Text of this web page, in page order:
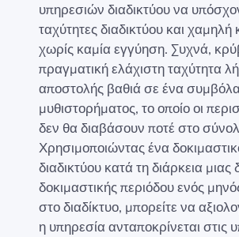
υπηρεσιών διαδικτύου να
ταχύτητες διαδικτύου και
χωρίς καμία εγγύηση. Συχνά,
πραγματική ελάχιστη ταχύτητα
αποστολής βαθιά σε ένα
μυθιστορήματος, το οποίο οι
δεν θα διαβάσουν ποτέ στο
Χρησιμοποιώντας ένα
διαδικτύου κατά τη διάρκεια
δοκιμαστικής περιόδου ενός
στο διαδίκτυο, μπορείτε να
η υπηρεσία ανταποκρίνεται στις